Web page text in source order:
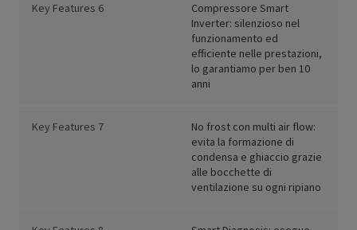
Key Features 6
Compressore Smart
Inverter: silenzioso nel
funzionamento ed
efficiente nelle prestazioni,
lo garantiamo per ben 10
anni
Key Features 7
No frost con multi air flow:
evita la formazione di
condensa e ghiaccio grazie
alle bocchette di
ventilazione su ogni ripiano